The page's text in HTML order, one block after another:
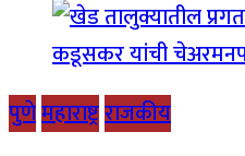
पुणेमहाराष्ट्रराजकीय